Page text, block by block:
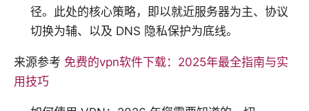
径。此处的核心策略，即以就近服务器为主、协议
切换为辅、以及 DNS 隐私保护为底线。
来源参考 免费的vpn软件下载：2025年最全指南与实
用技巧